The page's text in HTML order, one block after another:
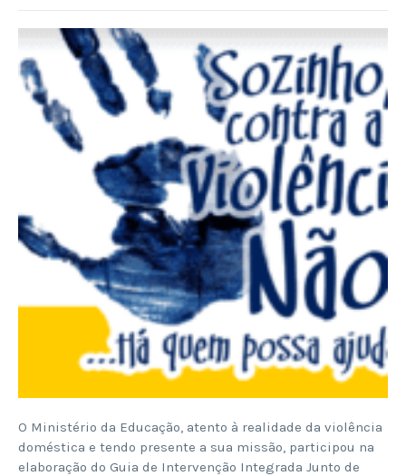
O Ministério da Educação, atento à realidade da violência
doméstica e tendo presente a sua missão, participou na
elaboração do Guia de Intervenção Integrada Junto de